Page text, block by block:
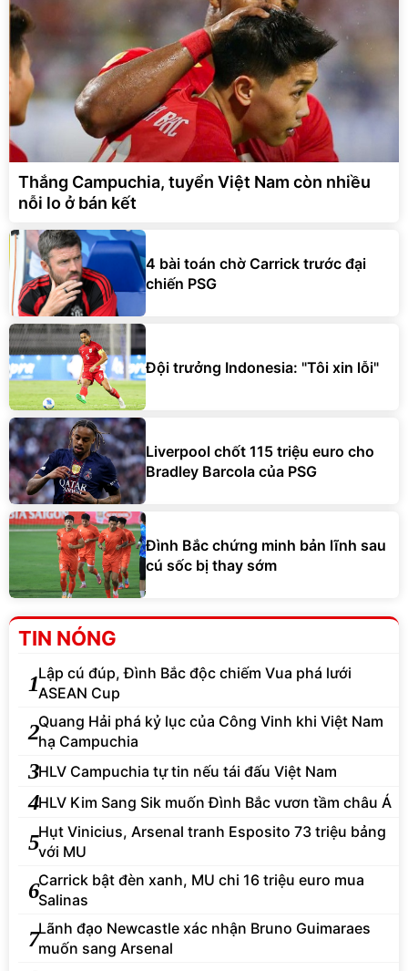
Thắng Campuchia, tuyển Việt Nam còn nhiều
nỗi lo ở bán kết
4 bài toán chờ Carrick trước đại
chiến PSG
Đội trưởng Indonesia: "Tôi xin lỗi"
Liverpool chốt 115 triệu euro cho
Bradley Barcola của PSG
Đình Bắc chứng minh bản lĩnh sau
cú sốc bị thay sớm
TIN NÓNG
1Lập cú đúp, Đình Bắc độc chiếm Vua phá lưới
ASEAN Cup
2Quang Hải phá kỷ lục của Công Vinh khi Việt Nam
hạ Campuchia
3HLV Campuchia tự tin nếu tái đấu Việt Nam
4HLV Kim Sang Sik muốn Đình Bắc vươn tầm châu Á
5Hụt Vinicius, Arsenal tranh Esposito 73 triệu bảng
với MU
6Carrick bật đèn xanh, MU chi 16 triệu euro mua
Salinas
7Lãnh đạo Newcastle xác nhận Bruno Guimaraes
muốn sang Arsenal